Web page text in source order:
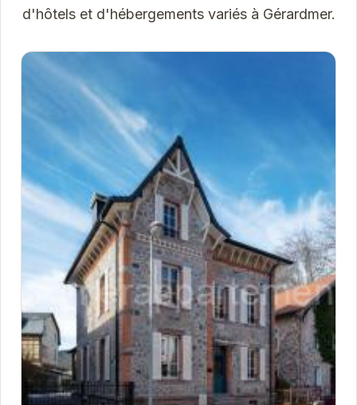
d'hôtels et d'hébergements variés à Gérardmer.